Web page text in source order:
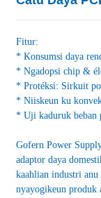
Fitur:
* Konsumsi daya
* Ngadopsi chip &
* Protéksi: Sirkuit
* Niiskeun ku
* Uji kaduruk beban
Gofern Power
adaptor daya
kaahlian industri anu
nyayogikeun produk